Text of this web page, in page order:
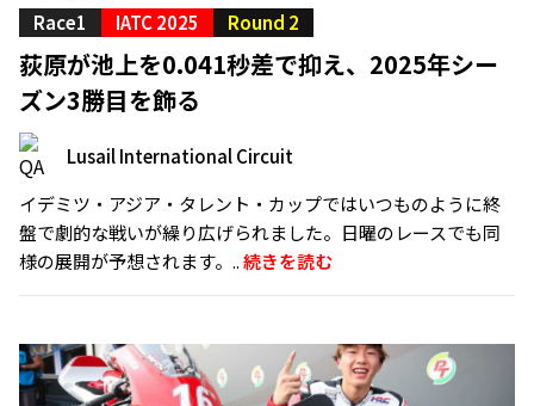
Race1
IATC 2025 Round 2
荻原が池上を0.041秒差で抑え、2025年シー
ズン3勝目を飾る
Lusail International Circuit
イデミツ・アジア・タレント・カップではいつものように終
盤で劇的な戦いが繰り広げられました。日曜のレースでも同
様の展開が予想されます。..続きを読む